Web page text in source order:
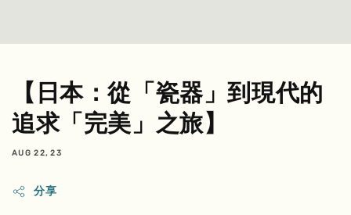
【日本：從「瓷器」到現代的
追求「完美」之旅】
AUG 22, 23
分享